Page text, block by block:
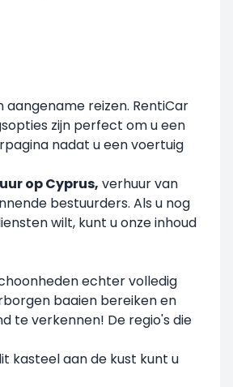
reizen. RentiCar
zijn perfect om u een
nadat u een voertuig
op Cyprus, verhuur van
bestuurders. Als u nog
wilt, kunt u onze inhoud
echter volledig
baaien bereiken en
te verkennen! De regio's die
kasteel aan de kust kunt u